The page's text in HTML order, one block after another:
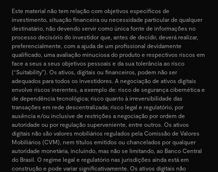
Este material não tem relação com objetivos específicos de
investimento, situação financeira ou necessidade particular de qualquer
destinatário, não devendo servir como única fonte de informações no
processo decisório do investidor que, antes de decidir, deverá realizar,
preferencialmente, com a ajuda de um profissional devidamente
qualificado, uma avaliação minuciosa do produto e respectivos riscos em
face a seus a seus objetivos pessoais e da sua tolerância ao risco
(“Suitability”). Os ativos, digitais ou financeiros, podem não ser
adequados para todos os investidores. A negociação de ativos digitais
envolve riscos inerentes, a exemplo de: risco de segurança cibernética e
de dependência tecnológica; risco quanto à irreversibilidade das
transações em rede descentralizada; risco legal e regulatório, por
ausência e/ou inclusive de restrições a negociação por ordem de
autoridade ou por regulação superveniente, entre outros. Os ativos
digitais não são valores mobiliários regulados pela Comissão de Valores
Mobiliários (CVM), nem títulos emitidos ou chancelados por qualquer
autoridade monetária, incluindo, mas não se limitando, ao Banco Central
do Brasil. O regime legal e regulatório nas jurisdições ainda está em
construção e pode variar significativamente. Os ativos digitais não